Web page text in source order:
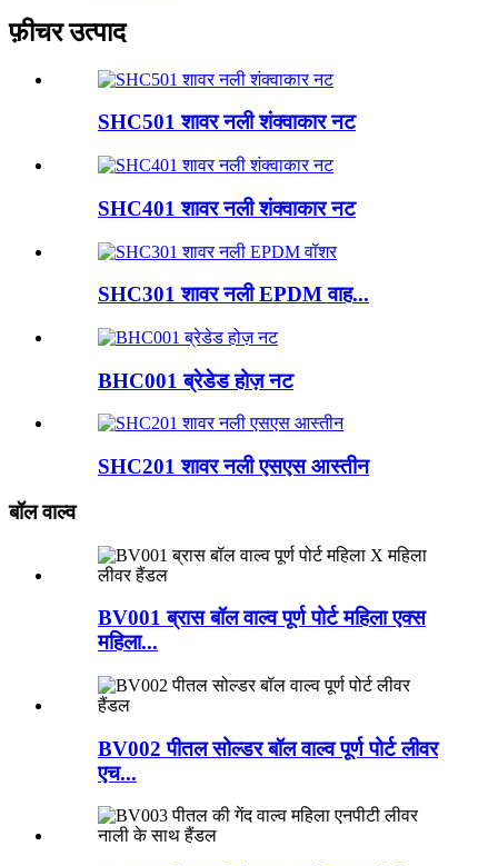
फ़ीचर उत्पाद
SHC501 शावर नली शंक्वाकार नट
SHC401 शावर नली शंक्वाकार नट
SHC301 शावर नली EPDM वाह...
BHC001 ब्रेडेड होज़ नट
SHC201 शावर नली एसएस आस्तीन
बॉल वाल्व
BV001 ब्रास बॉल वाल्व पूर्ण पोर्ट महिला एक्स
महिला...
BV002 पीतल सोल्डर बॉल वाल्व पूर्ण पोर्ट लीवर
एच...